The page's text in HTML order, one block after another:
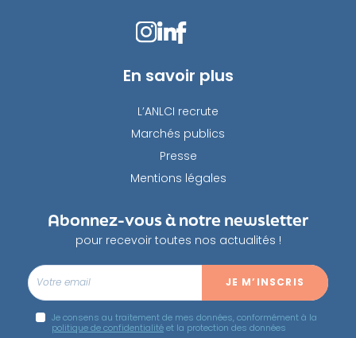
En savoir plus
L’ANLCI recrute
Marchés publics
Presse
Mentions légales
Abonnez-vous à notre newsletter
pour recevoir toutes nos actualités !
Je consens au traitement de mes données, conformément à la
politique de confidentialitéet la protection des données